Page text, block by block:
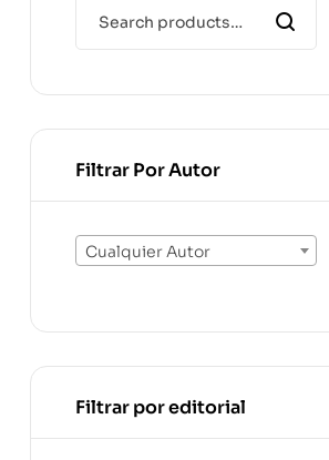
Filtrar Por Autor
Cualquier Autor
Filtrar por editorial